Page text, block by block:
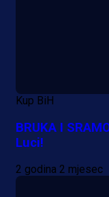
Kup BiH
BRUKA I
Luci!
2 godina 2 mjesec